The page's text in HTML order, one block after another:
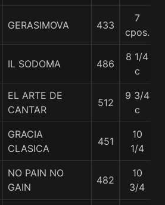
GERASIMOVA 433
7
cpos.
IL SODOMA 486
8 1/4
c
EL ARTE DE
CANTAR
512
9 3/4
c
GRACIA
CLASICA
451
10
1/4
NO PAIN NO
GAIN
482
10
3/4